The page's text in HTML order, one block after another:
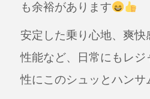
も余裕があります
安定した乗り心地、爽快
性能など、日常にもレジ
性にこのシュッとハンサ